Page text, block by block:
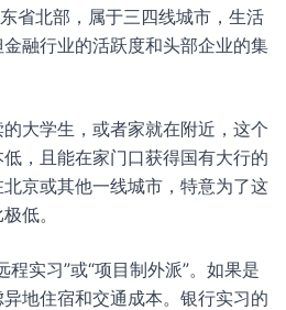
省北部，属于三四线城市，生活
融行业的活跃度和头部企业的集
大学生，或者家就在附近，这个
，且能在家门口获得国有大行的
京或其他一线城市，特意为了这
低。
程实习”或“项目制外派”。如果是
地住宿和交通成本。银行实习的